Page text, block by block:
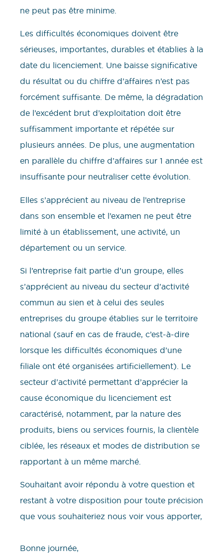
ne peut pas être minime.
Les difficultés économiques doivent être
sérieuses, importantes, durables et établies à la
date du licenciement. Une baisse significative
du résultat ou du chiffre d’affaires n’est pas
forcément suffisante. De même, la dégradation
de l’excédent brut d’exploitation doit être
suffisamment importante et répétée sur
plusieurs années. De plus, une augmentation
en parallèle du chiffre d’affaires sur 1 année est
insuffisante pour neutraliser cette évolution.
Elles s’apprécient au niveau de l’entreprise
dans son ensemble et l’examen ne peut être
limité à un établissement, une activité, un
département ou un service.
Si l’entreprise fait partie d’un groupe, elles
s’apprécient au niveau du secteur d’activité
commun au sien et à celui des seules
entreprises du groupe établies sur le territoire
national (sauf en cas de fraude, c’est-à-dire
lorsque les difficultés économiques d’une
filiale ont été organisées artificiellement). Le
secteur d’activité permettant d’apprécier la
cause économique du licenciement est
caractérisé, notamment, par la nature des
produits, biens ou services fournis, la clientèle
ciblée, les réseaux et modes de distribution se
rapportant à un même marché.
​​Souhaitant avoir répondu à votre question et
restant à votre disposition pour toute précision
que vous souhaiteriez nous voir vous apporter,
Bonne journée,